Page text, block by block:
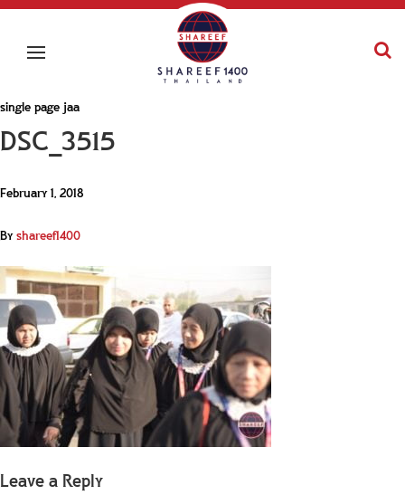
single page jaa
DSC_3515
February 1, 2018
Byshareef1400
Leave a Reply